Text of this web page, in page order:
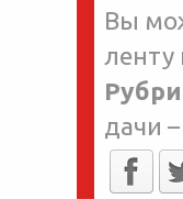
Вы
ленту
дачи